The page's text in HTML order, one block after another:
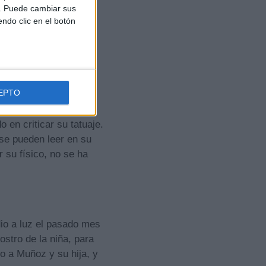
Puede cambiar sus
clic en el botón
en criticar su tatuaje.
pueden leer en su
su físico, no se ha
a luz el pasado mes
de la niña, para
a Muñoz y su hija, y